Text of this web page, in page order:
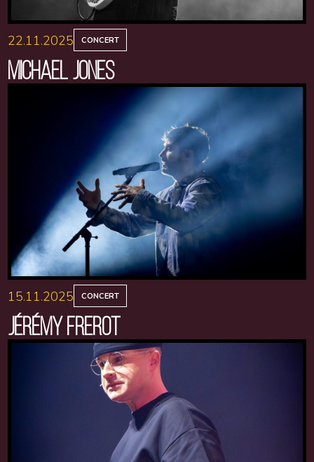
22.11.2025 CONCERT
MICHAEL JONES
15.11.2025 CONCERT
JÉRÉMY FREROT